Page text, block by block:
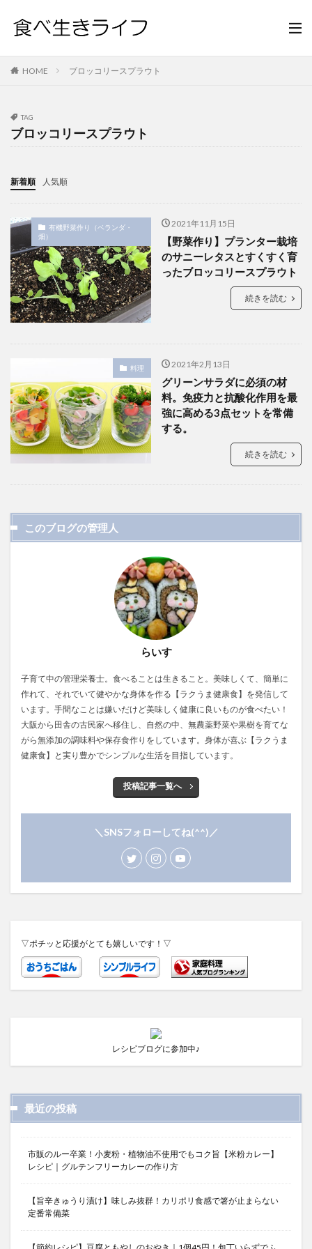
HOME ブロッコリースプラウト
TAG
ブロッコリースプラウト
新着順 人気順
有機野菜作り（ベランダ・
畑）
2021年11月15日
【野菜作り】プランター栽培
のサニーレタスとすくすく育
ったブロッコリースプラウト
続きを読む
料理 2021年2月13日
グリーンサラダに必須の材
料。免疫力と抗酸化作用を最
強に高める3点セットを常備
する。
続きを読む
このブログの管理人
らいす
子育て中の管理栄養士。食べることは生きること。美味しくて、簡単に
作れて、それでいて健やかな身体を作る【ラクうま健康食】を発信して
います。手間なことは嫌いだけど美味しく健康に良いものが食べたい！
大阪から田舎の古民家へ移住し、自然の中、無農薬野菜や果樹を育てな
がら無添加の調味料や保存食作りをしています。身体が喜ぶ【ラクうま
健康食】と実り豊かでシンプルな生活を目指しています。
投稿記事一覧へ
＼SNSフォローしてね(^^)／
▽ポチッと応援がとても嬉しいです！▽
レシピブログに参加中♪
最近の投稿
市販のルー卒業！小麦粉・植物油不使用でもコク旨【米粉カレー】
レシピ｜グルテンフリーカレーの作り方
【旨辛きゅうり漬け】味しみ抜群！カリポリ食感で箸が止まらない
定番常備菜